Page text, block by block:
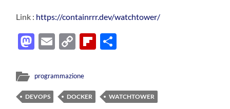
Link : https://containrrr.dev/watchtower/
Mastodon
EmailCopyFlipboard
programmazione
DEVOPS DOCKER WATCHTOWER